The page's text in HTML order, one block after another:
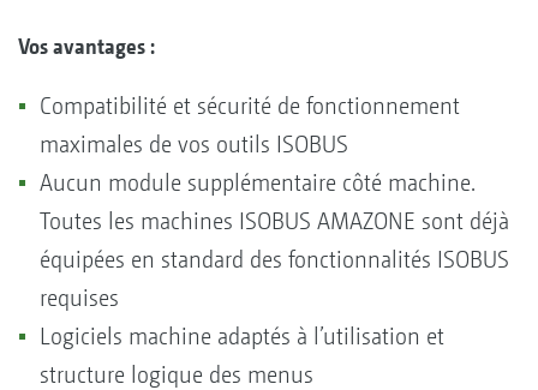
Vos avantages :
Compatibilité et sécurité de fonctionnement
maximales de vos outils ISOBUS
Aucun module supplémentaire côté machine.
Toutes les machines ISOBUS AMAZONE sont déjà
équipées en standard des fonctionnalités ISOBUS
requises
Logiciels machine adaptés à l’utilisation et
structure logique des menus